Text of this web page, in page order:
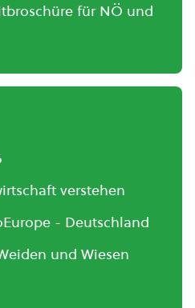
für NÖ und
verstehen
- Deutschland
und Wiesen